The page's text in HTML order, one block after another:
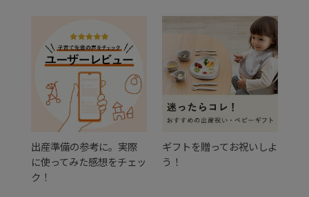
出産準備の参考に。実際
に使ってみた感想をチェッ
ク！
ギフトを贈ってお祝いしよ
う！